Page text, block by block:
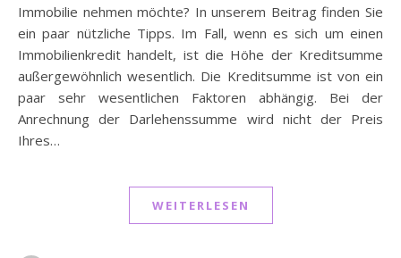
Immobilie nehmen möchte? In unserem Beitrag finden Sie
ein paar nützliche Tipps. Im Fall, wenn es sich um einen
Immobilienkredit handelt, ist die Höhe der Kreditsumme
außergewöhnlich wesentlich. Die Kreditsumme ist von ein
paar sehr wesentlichen Faktoren abhängig. Bei der
Anrechnung der Darlehenssumme wird nicht der Preis
Ihres…
WEITERLESEN